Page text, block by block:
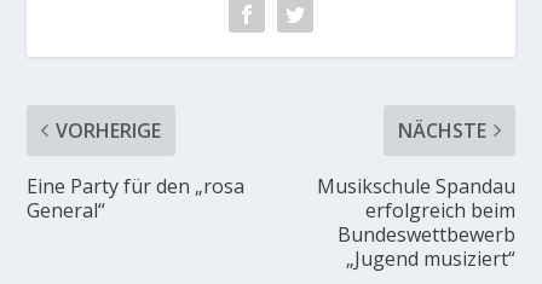
VORHERIGE
Eine Party für den „rosa
General“
NÄCHSTE
Musikschule Spandau
erfolgreich beim
Bundeswettbewerb
„Jugend musiziert“